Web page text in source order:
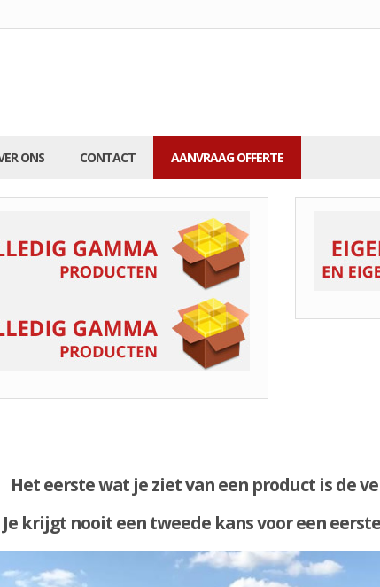
ONS CONTACT AANVRAAG OFFERTE
Het eerste wat je ziet van een product is de
Je krijgt nooit een tweede kans voor een